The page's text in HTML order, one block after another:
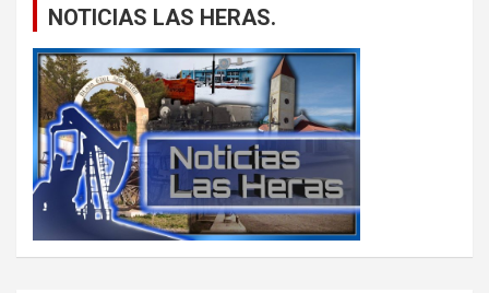
NOTICIAS LAS HERAS.